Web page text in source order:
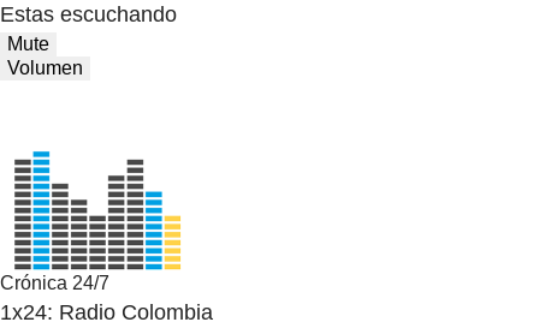
Estas escuchando
Mute
Volumen
Crónica 24/7
1x24: Radio Colombia